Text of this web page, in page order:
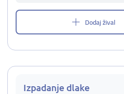
Dodaj žival
Izpadanje dlake